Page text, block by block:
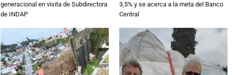
generacional en visita de Subdirectora
de INDAP
3,5% y se acerca a la meta del Banco
Central